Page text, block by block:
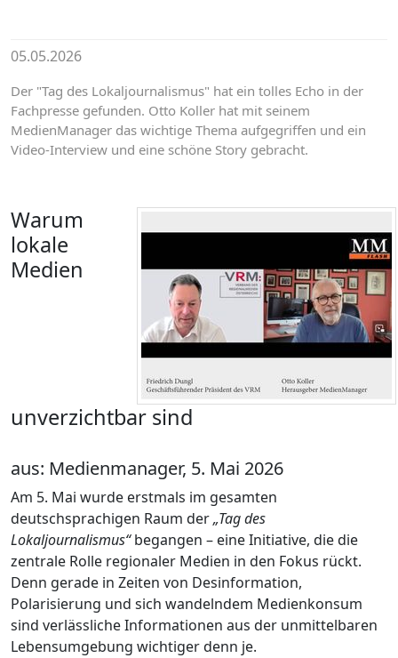
05.05.2026
Der "Tag des Lokaljournalismus" hat ein tolles Echo in der
Fachpresse gefunden. Otto Koller hat mit seinem
MedienManager das wichtige Thema aufgegriffen und ein
Video-Interview und eine schöne Story gebracht.
Warum
lokale
Medien
unverzichtbar sind
aus: Medienmanager, 5. Mai 2026
Am 5. Mai wurde erstmals im gesamten
deutschsprachigen Raum der„Tag des
Lokaljournalismus“begangen – eine Initiative, die die
zentrale Rolle regionaler Medien in den Fokus rückt.
Denn gerade in Zeiten von Desinformation,
Polarisierung und sich wandelndem Medienkonsum
sind verlässliche Informationen aus der unmittelbaren
Lebensumgebung wichtiger denn je.